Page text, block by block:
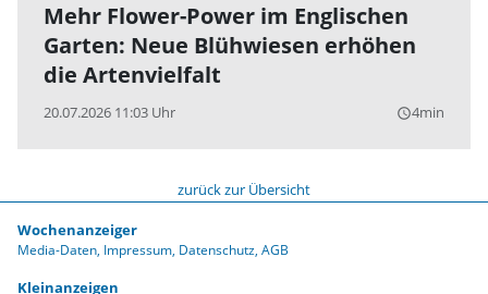
Mehr Flower-Power im Englischen
Garten: Neue Blühwiesen erhöhen
die Artenvielfalt
20.07.2026 11:03 Uhr query_builder4min
zurück zur Übersicht
Wochenanzeiger
Media-Daten Impressum Datenschutz AGB
Kleinanzeigen